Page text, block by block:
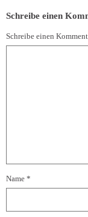
Schreibe einen
Schreibe einen
Name *